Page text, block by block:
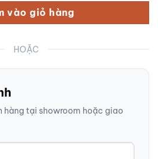
vào giỏ hàng
HOẶC
hàng tại showroom hoặc giao